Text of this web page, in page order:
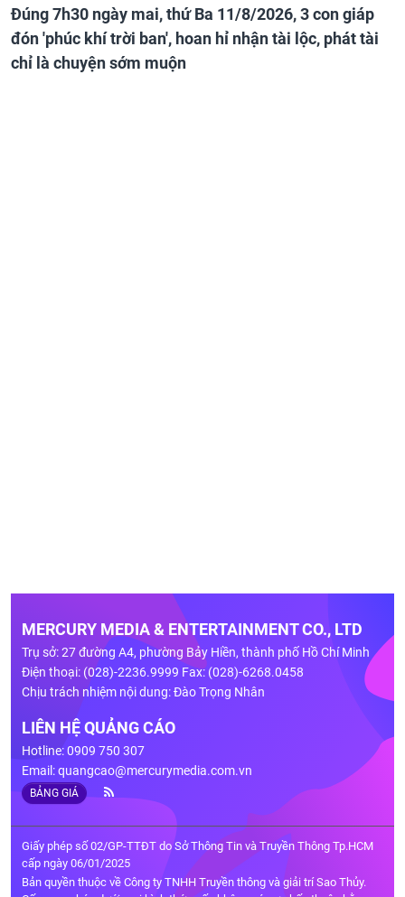
Đúng 7h30 ngày mai, thứ Ba 11/8/2026, 3 con giáp
đón 'phúc khí trời ban', hoan hỉ nhận tài lộc, phát tài
chỉ là chuyện sớm muộn
MERCURY MEDIA & ENTERTAINMENT CO., LTD
Trụ sở: 27 đường A4, phường Bảy Hiền, thành phố Hồ Chí Minh
Điện thoại: (028)-2236.9999 Fax: (028)-6268.0458
Chịu trách nhiệm nội dung: Đào Trọng Nhân
LIÊN HỆ QUẢNG CÁO
Hotline: 0909 750 307
Email:quangcao@mercurymedia.com.vn
BẢNG GIÁ
Giấy phép số 02/GP-TTĐT do Sở Thông Tin và Truyền Thông Tp.HCM
cấp ngày 06/01/2025
Bản quyền thuộc về Công ty TNHH Truyền thông và giải trí Sao Thủy.